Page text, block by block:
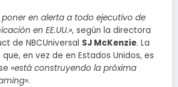
poner en alerta a todo ejecutivo de
en EE.UU.», según la directora
de NBCUniversal SJ McKenzie. La
que, en vez de en Estados Unidos, es
«está construyendo la próxima
.